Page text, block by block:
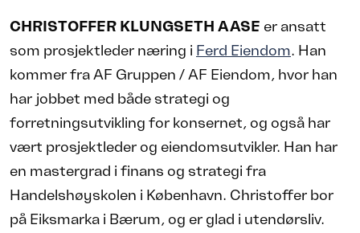
CHRISTOFFER KLUNGSETH AASE er ansatt
som prosjektleder næring i Ferd Eiendom. Han
kommer fra AF Gruppen / AF Eiendom, hvor han
har jobbet med både strategi og
forretningsutvikling for konsernet, og også har
vært prosjektleder og eiendomsutvikler. Han har
en mastergrad i finans og strategi fra
Handelshøyskolen i København. Christoffer bor
på Eiksmarka i Bærum, og er glad i utendørsliv.